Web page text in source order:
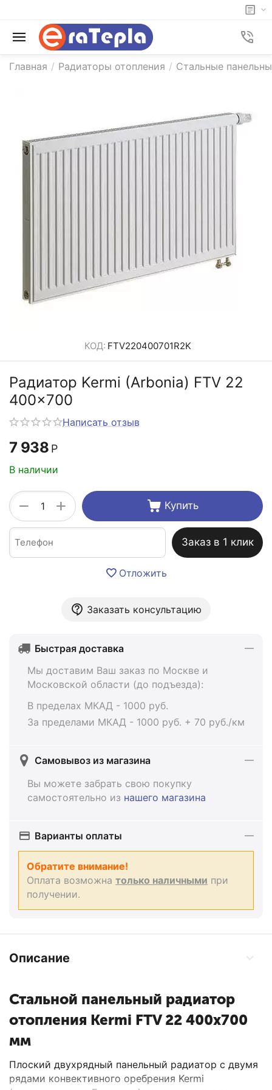
Главная / Радиаторы отопления / Стальные
КОД: FTV220400701R2K
Радиатор Kermi (Arbonia) FTV 22
400x700
Написать отзыв
7 938 Р
В наличии
+
− Купить
Заказ в 1 клик
Отложить
Заказать консультацию
Быстрая доставка
Мы доставим Ваш заказ по Москве и
Московской области (до подъезда):
В пределах МКАД - 1000 руб.
За пределами МКАД - 1000 руб. + 70 руб./км
Самовывоз из магазина
Вы можете забрать свою покупку
самостоятельно из нашего магазина
Варианты оплаты
Обратите внимание!
Оплата возможна только наличными при
получении.
Описание
Стальной панельный радиатор
отопления Kermi FTV 22 400x700
мм
Плоский двухрядный панельный радиатор с двумя
рядами конвективного оребрения Kermi